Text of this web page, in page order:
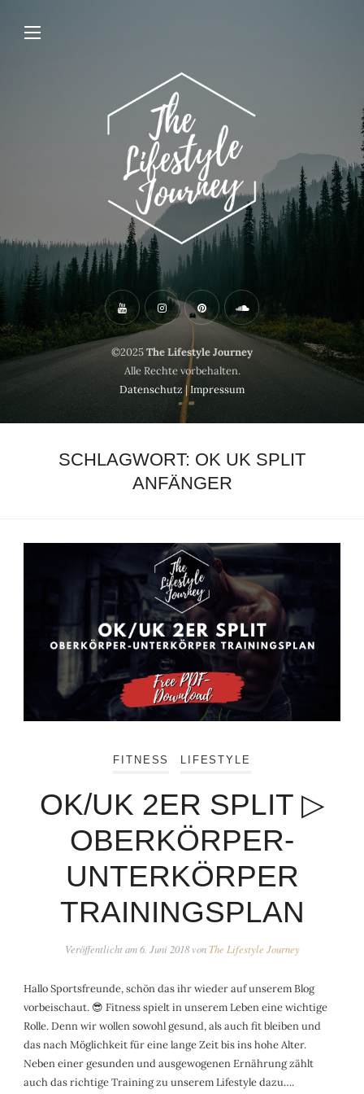
©2025The Lifestyle Journey
Alle Rechte vorbehalten.
Datenschutz|Impressum
SCHLAGWORT: OK UK SPLIT
ANFÄNGER
FITNESS LIFESTYLE
OK/UK 2ER SPLIT ▷
OBERKÖRPER-
UNTERKÖRPER
TRAININGSPLAN
Veröffentlicht am6. Juni 2018 von The Lifestyle Journey
Hallo Sportsfreunde, schön das ihr wieder auf unserem Blog
vorbeischaut. 😎 Fitness spielt in unserem Leben eine wichtige
Rolle. Denn wir wollen sowohl gesund, als auch fit bleiben und
das nach Möglichkeit für eine lange Zeit bis ins hohe Alter.
Neben einer gesunden und ausgewogenen Ernährung zählt
auch das richtige Training zu unserem Lifestyle dazu….